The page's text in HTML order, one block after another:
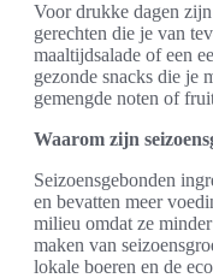
Voor drukke dagen
gerechten die je van
maaltijdsalade of een
gezonde snacks die je
gemengde noten of
Waarom zijn
Seizoensgebonden
en bevatten meer
milieu omdat ze
maken van
lokale boeren en de